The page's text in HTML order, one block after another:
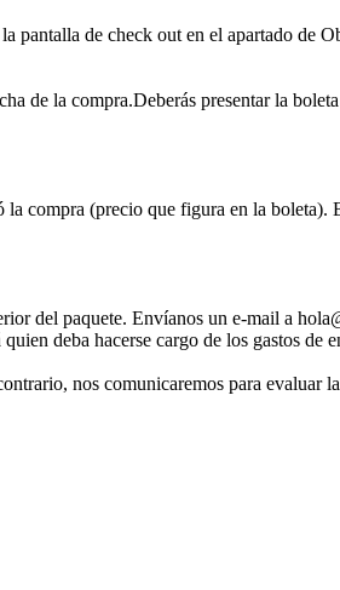
de check out en el apartado de
de la compra.Deberás presentar la
compra (precio que figura en la boleta).
del paquete. Envíanos un e-mail a
deba hacerse cargo de los gastos de
nos comunicaremos para evaluar